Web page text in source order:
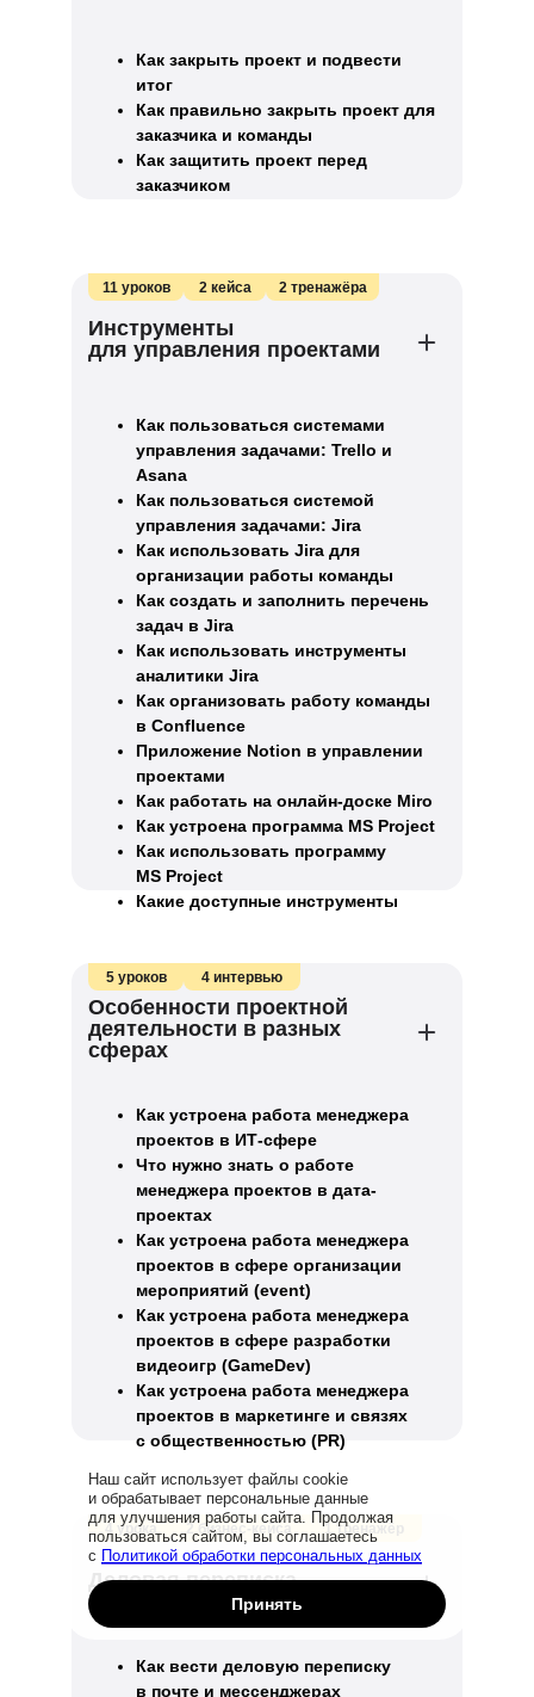
Заказать звонок
Как закрыть проект и подвести
итог
Как правильно закрыть проект для
заказчика и команды
Как защитить проект перед
заказчиком
11 уроков 2 кейса 2 тренажёра
Инструменты
для управления проектами
Как пользоваться системами
управления задачами: Trello и
Asana
Как пользоваться системой
управления задачами: Jira
Как использовать Jira для
организации работы команды
Как создать и заполнить перечень
задач в Jira
Как использовать инструменты
аналитики Jira
Как организовать работу команды
в Confluence
Приложение Notion в управлении
проектами
Как работать на онлайн-доске Miro
Как устроена программа MS Project
Как использовать программу
MS Project
Какие доступные инструменты
5 уроков 4 интервью
Особенности проектной
деятельности в разных
сферах
Как устроена работа менеджера
проектов в ИТ-сфере
Что нужно знать о работе
менеджера проектов в дата-
проектах
Как устроена работа менеджера
проектов в сфере организации
мероприятий (event)
Как устроена работа менеджера
проектов в сфере разработки
видеоигр (GameDev)
Как устроена работа менеджера
проектов в маркетинге и связях
с общественностью (PR)
4 урока 2 бизнес-кейса 1 тренажёр
Деловая переписка
Как вести деловую переписку
в почте и мессенджерах
Принять
Наш сайт использует файлы cookie
и обрабатывает персональные данные
для улучшения работы сайта. Продолжая
пользоваться сайтом, вы соглашаетесь
с Политикой обработки персональных данных